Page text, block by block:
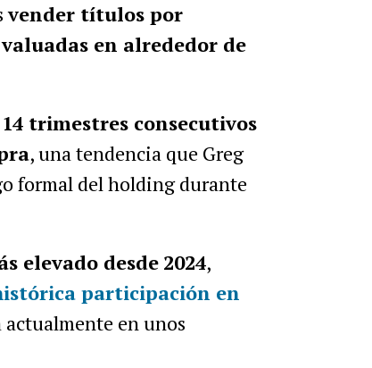
vender títulos por
en alrededor de
trimestres consecutivos
, una tendencia que Greg
formal del holding durante
elevado desde 2024,
participación en
en unos